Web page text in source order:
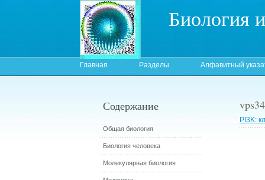
Биология
Главная Разделы Алфавитный
PI3K:
Содержание
Общая биология
Биология человека
Молекулярная биология